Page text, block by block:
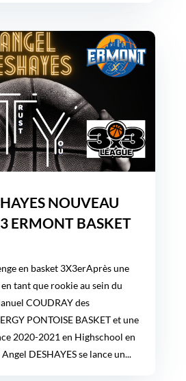
NOUVEAU
ERMONT BASKET
en basket 3X3erAprès une
tant que rookie au sein du
COUDRAY des
PONTOISE BASKET et une
2020-2021 en Highschool en
DESHAYES se lance un...